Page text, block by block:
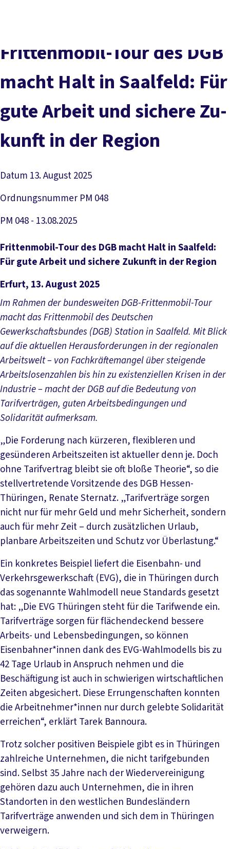
Service
Mitmachen
Frit­ten­mo­bil-Tour des DGB
macht Halt in Saal­feld: Für
gu­te Ar­beit und si­che­re Zu­
kunft in der Re­gi­on
Datum 13. August 2025
Ordnungsnummer PM 048
PM 048 - 13.08.2025
Frittenmobil-Tour des DGB macht Halt in Saalfeld:
Für gute Arbeit und sichere Zukunft in der Region
Erfurt, 13. August 2025
Im Rahmen der bundesweiten DGB-Frittenmobil-Tour
macht das Frittenmobil des Deutschen
Gewerkschaftsbundes (DGB) Station in Saalfeld. Mit Blick
auf die aktuellen Herausforderungen in der regionalen
Arbeitswelt – von Fachkräftemangel über steigende
Arbeitslosenzahlen bis hin zu existenziellen Krisen in der
Industrie – macht der DGB auf die Bedeutung von
Tarifverträgen, guten Arbeitsbedingungen und
Solidarität aufmerksam.
„Die Forderung nach kürzeren, flexibleren und
gesünderen Arbeitszeiten ist aktueller denn je. Doch
ohne Tarifvertrag bleibt sie oft bloße Theorie“, so die
stellvertretende Vorsitzende des DGB Hessen-
Thüringen, Renate Sternatz. „Tarifverträge sorgen
nicht nur für mehr Geld und mehr Sicherheit, sondern
auch für mehr Zeit – durch zusätzlichen Urlaub,
planbare Arbeitszeiten und Schutz vor Überlastung.“
Ein konkretes Beispiel liefert die Eisenbahn- und
Verkehrsgewerkschaft (EVG), die in Thüringen durch
das sogenannte Wahlmodell neue Standards gesetzt
hat: „Die EVG Thüringen steht für die Tarifwende ein.
Tarifverträge sorgen für flächendeckend bessere
Arbeits- und Lebensbedingungen, so können
Eisenbahner*innen dank des EVG-Wahlmodells bis zu
42 Tage Urlaub in Anspruch nehmen und die
Beschäftigung ist auch in schwierigen wirtschaftlichen
Zeiten abgesichert. Diese Errungenschaften konnten
die Arbeitnehmer*innen nur durch gelebte Solidarität
erreichen“, erklärt Tarek Bannoura.
Trotz solcher positiven Beispiele gibt es in Thüringen
zahlreiche Unternehmen, die nicht tarifgebunden
sind. Selbst 35 Jahre nach der Wiedervereinigung
gehören dazu auch Unternehmen, die in ihren
Standorten in den westlichen Bundesländern
Tarifverträge anwenden und sich dem in Thüringen
verweigern.